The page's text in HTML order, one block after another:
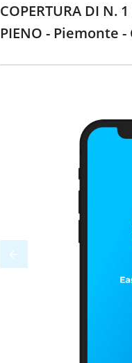
COPERTURA DI N.
PIENO - Piemonte